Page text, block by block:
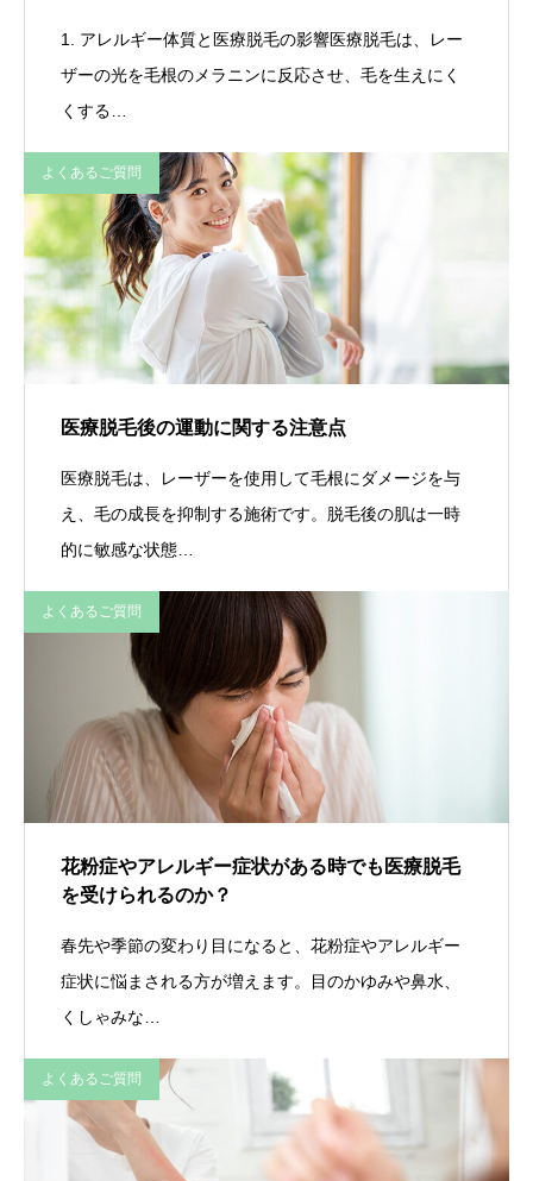
1. アレルギー体質と医療脱毛の影響医療脱毛は、レー
ザーの光を毛根のメラニンに反応させ、毛を生えにく
くする…
よくあるご質問
医療脱毛後の運動に関する注意点
医療脱毛は、レーザーを使用して毛根にダメージを与
え、毛の成長を抑制する施術です。脱毛後の肌は一時
的に敏感な状態…
よくあるご質問
花粉症やアレルギー症状がある時でも医療脱毛
を受けられるのか？
春先や季節の変わり目になると、花粉症やアレルギー
症状に悩まされる方が増えます。目のかゆみや鼻水、
くしゃみな…
よくあるご質問